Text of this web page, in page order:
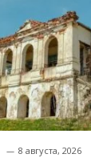
8 августа, 2026